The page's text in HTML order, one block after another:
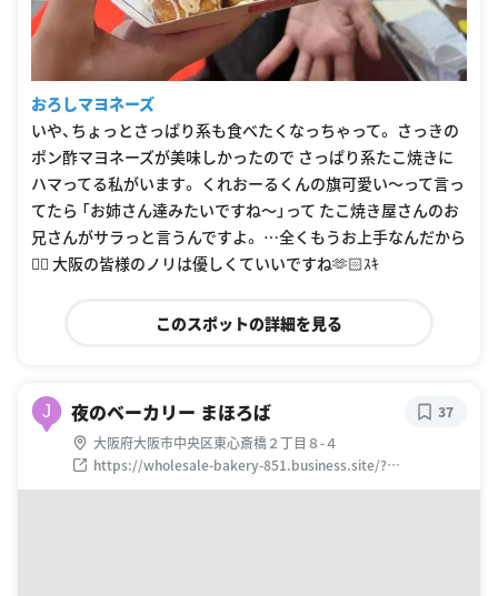
おろしマヨネーズ
いや、ちょっとさっぱり系も食べたくなっちゃって。 さっきの
ポン酢マヨネーズが美味しかったので さっぱり系たこ焼きに
ハマってる私がいます。 くれおーるくんの旗可愛い〜って言っ
てたら 「お姉さん達みたいですね〜」って たこ焼き屋さんのお
兄さんがサラっと言うんですよ。 …全くもうお上手なんだから
✋🏻 大阪の皆様のノリは優しくていいですね🫶🏻ｽｷ
このスポットの詳細を見る
J 夜のベーカリー まほろば
大阪府大阪市中央区東心斎橋２丁目８-４
https://wholesale-bakery-851.business.site/?
utm_source=gmb&utm_medium=referral
37